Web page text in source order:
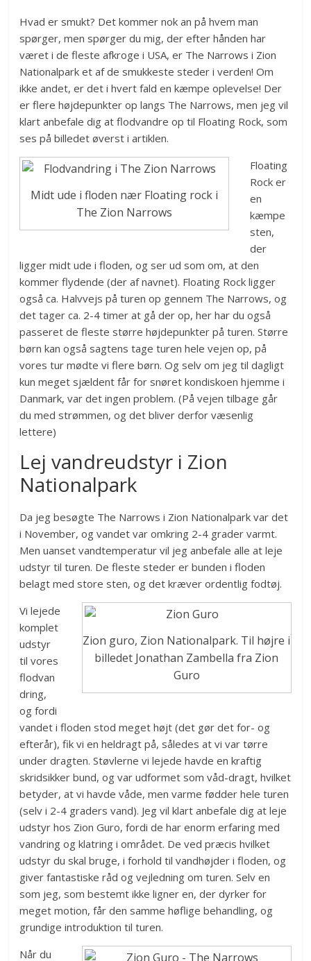
Hvad er smukt? Det kommer nok an på hvem man
spørger, men spørger du mig, der efter hånden har
været i de fleste afkroge i USA, er The Narrows i Zion
Nationalpark et af de smukkeste steder i verden! Om
ikke andet, er det i hvert fald en kæmpe oplevelse! Der
er flere højdepunkter op langs The Narrows, men jeg vil
klart anbefale dig at flodvandre op til Floating Rock, som
ses på billedet øverst i artiklen.
Midt ude i floden nær Floating rock i
The Zion Narrows
Floating
Rock er
en
kæmpe
sten,
der
ligger midt ude i floden, og ser ud som om, at den
kommer flydende (der af navnet). Floating Rock ligger
også ca. Halvvejs på turen op gennem The Narrows, og
det tager ca. 2-4 timer at gå der op, her har du også
passeret de fleste større højdepunkter på turen. Større
børn kan også sagtens tage turen hele vejen op, på
vores tur mødte vi flere børn. Og selv om jeg til dagligt
kun meget sjældent får for snøret kondiskoen hjemme i
Danmark, var det ingen problem. (På vejen tilbage går
du med strømmen, og det bliver derfor væsenlig
lettere)
Lej vandreudstyr i Zion
Nationalpark
Da jeg besøgte The Narrows i Zion Nationalpark var det
i November, og vandet var omkring 2-4 grader varmt.
Men uanset vandtemperatur vil jeg anbefale alle at leje
udstyr til turen. De fleste steder er bunden i floden
belagt med store sten, og det kræver ordentlig fodtøj.
Zion guro, Zion Nationalpark. Til højre i
billedet Jonathan Zambella fra Zion
Guro
Vi lejede
komplet
udstyr
til vores
flodvan
dring,
og fordi
vandet i floden stod meget højt (det gør det for- og
efterår), fik vi en heldragt på, således at vi var tørre
under dragten. Støvlerne vi lejede havde en kraftig
skridsikker bund, og var udformet som våd-dragt, hvilket
betyder, at vi havde våde, men varme fødder hele turen
(selv i 2-4 graders vand). Jeg vil klart anbefale dig at leje
udstyr hos Zion Guro, fordi de har enorm erfaring med
vandring og klatring i området. De ved præcis hvilket
udstyr du skal bruge, i forhold til vandhøjder i floden, og
giver fantastiske råd og vejledning om turen. Selv en
som jeg, som bestemt ikke ligner en, der dyrker for
meget motion, får den samme høflige behandling, og
grundige introduktion til turen.
Når du